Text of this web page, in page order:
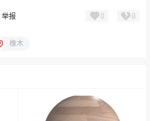
举报 0 0
橡木